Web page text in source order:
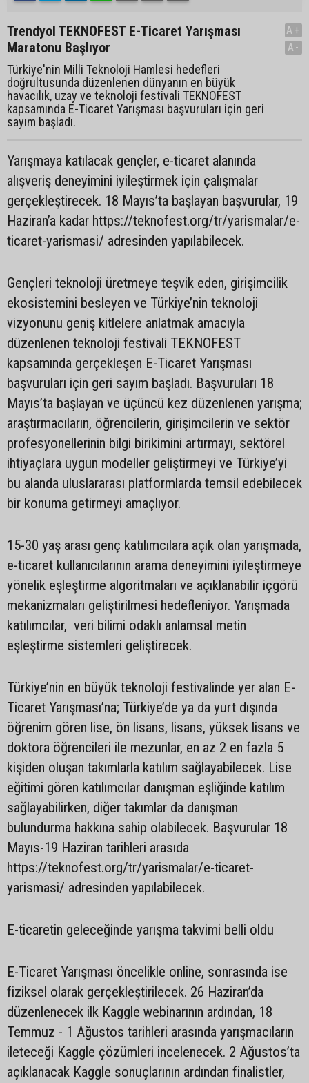
Trendyol TEKNOFEST E-Ticaret Yarışması
Maratonu Başlıyor
Türkiye'nin Milli Teknoloji Hamlesi hedefleri
doğrultusunda düzenlenen dünyanın en büyük
‎havacılık, uzay ve teknoloji festivali TEKNOFEST
kapsamında E-Ticaret Yarışması ‎başvuruları için geri
sayım başladı.
A+
A-
Yarışmaya katılacak gençler, e-ticaret ‎alanında
alışveriş deneyimini iyileştirmek için çalışmalar
gerçekleştirecek. 18 Mayıs’ta ‎başlayan başvurular, 19
Haziran’a kadar https://teknofest.org/tr/yarismalar/e-
ticaret-yarismasi/ adresinden yapılabilecek.‎
Gençleri teknoloji üretmeye teşvik eden, girişimcilik
ekosistemini besleyen ve Türkiye’nin ‎teknoloji
vizyonunu geniş kitlelere anlatmak amacıyla
düzenlenen teknoloji festivali ‎TEKNOFEST
kapsamında gerçekleşen E-Ticaret Yarışması
başvuruları için geri sayım ‎başladı. Başvuruları 18
Mayıs’ta başlayan ve üçüncü kez düzenlenen yarışma;
araştırmacıların, öğrencilerin, girişimcilerin ‎ve sektör
profesyonellerinin bilgi birikimini artırmayı, sektörel
ihtiyaçlara uygun modeller ‎geliştirmeyi ve Türkiye’yi
bu alanda uluslararası platformlarda temsil edebilecek
bir konuma ‎getirmeyi amaçlıyor.‎
‎15-30 yaş arası genç katılımcılara açık olan yarışmada,
e-ticaret kullanıcılarının arama deneyimini iyileştirmeye
yönelik eşleştirme algoritmaları ve açıklanabilir içgörü
mekanizmaları geliştirilmesi ‎hedefleniyor. Yarışmada
katılımcılar, veri bilimi odaklı anlamsal metin
eşleştirme sistemleri geliştirecek.
Türkiye’nin en büyük teknoloji festivalinde yer alan E-
Ticaret Yarışması’na; Türkiye’de ‎ya da yurt dışında
öğrenim gören lise, ön lisans, lisans, yüksek lisans ve
doktora öğrencileri ‎ile mezunlar, en az 2 en fazla 5
kişiden oluşan takımlarla katılım sağlayabilecek. Lise
‎eğitimi gören katılımcılar danışman eşliğinde katılım
sağlayabilirken, diğer takımlar da ‎danışman
bulundurma hakkına sahip olabilecek. Başvurular 18
Mayıs-19 Haziran tarihleri arasıda
https://teknofest.org/tr/yarismalar/e-ticaret-
yarismasi/ adresinden yapılabilecek.‎
E-ticaretin geleceğinde yarışma takvimi belli oldu
E-Ticaret Yarışması öncelikle online, sonrasında ise
fiziksel olarak gerçekleştirilecek. 26 ‎Haziran’da
düzenlenecek ilk Kaggle webinarının ardından, 18
Temmuz - 1 Ağustos tarihleri ‎arasında yarışmacıların
ileteceği Kaggle çözümleri incelenecek. 2 Ağustos’ta
açıklanacak ‎Kaggle sonuçlarının ardından finalistler,